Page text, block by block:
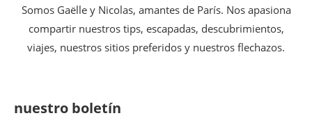
Somos Gaëlle y Nicolas, amantes de París. Nos apasiona
compartir nuestros tips, escapadas, descubrimientos,
viajes, nuestros sitios preferidos y nuestros flechazos.
nuestro boletín